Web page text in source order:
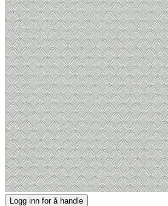
Logg inn for å handle